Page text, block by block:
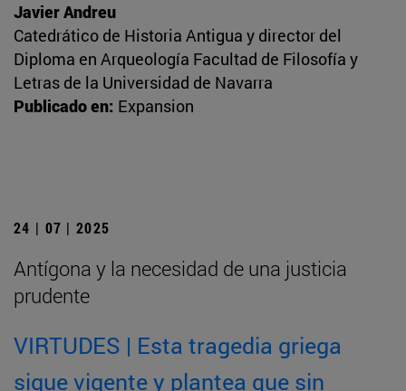
Javier Andreu
Catedrático de Historia Antigua y director del
Diploma en Arqueología Facultad de Filosofía y
Letras de la Universidad de Navarra
Publicado en: Expansion
24 | 07 | 2025
Antígona y la necesidad de una justicia
prudente
VIRTUDES | Esta tragedia griega
sigue vigente y plantea que sin